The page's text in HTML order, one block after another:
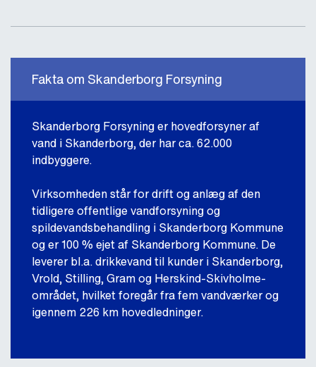
Fakta om Skanderborg Forsyning
Skanderborg Forsyning er hovedforsyner af
vand i Skanderborg, der har ca. 62.000
indbyggere.
Virksomheden står for drift og anlæg af den
tidligere offentlige vandforsyning og
spildevandsbehandling i Skanderborg Kommune
og er 100 % ejet af Skanderborg Kommune. De
leverer bl.a. drikkevand til kunder i Skanderborg,
Vrold, Stilling, Gram og Herskind-Skivholme-
området, hvilket foregår fra fem vandværker og
igennem 226 km hovedledninger.